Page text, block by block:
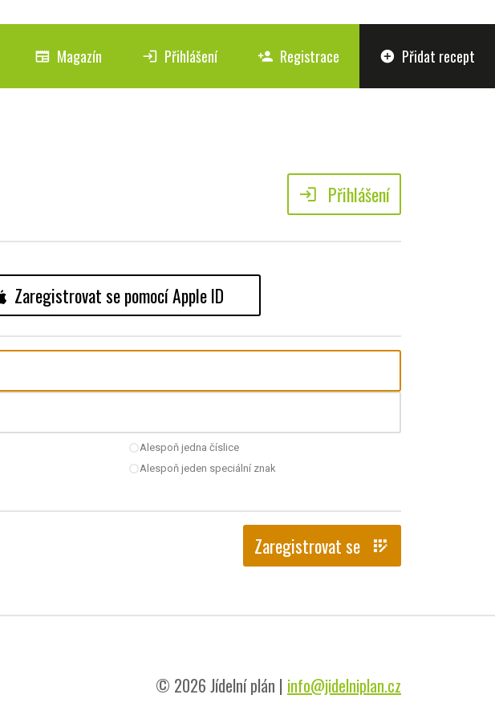
newspaper Magazín login Přihlášení person_add Registrace add_circle Přidat recept
login Přihlášení
Zaregistrovat se pomocí Apple ID
radio_button_uncheckedAlespoň jedna číslice
radio_button_uncheckedAlespoň jeden speciální znak
Zaregistrovat se app_registration
© 2026 Jídelní plán | info@jidelniplan.cz